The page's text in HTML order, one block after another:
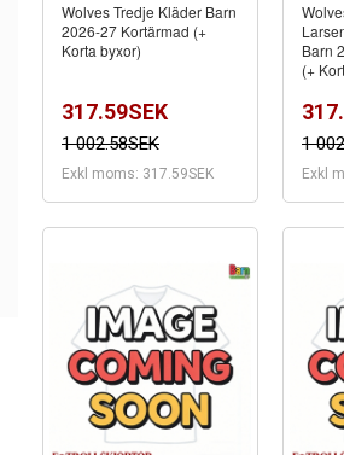
Wolves Tredje Kläder Barn
2026-27 Kortärmad (+
Korta byxor)
317.59SEK
1 002.58SEK
Exkl moms: 317.59SEK
Barn
(+
1
Exkl